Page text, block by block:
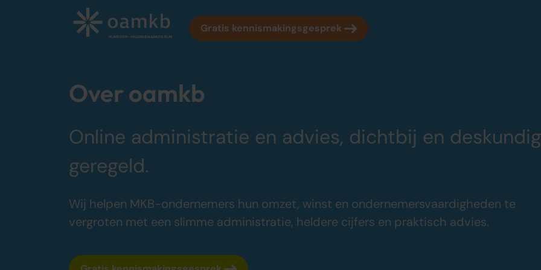
NIJMEGEN - MILLINGEN AAN DE RIJN
Gratis kennismakingsgesprek
Over oamkb
Online administratie en advies, dichtbij en deskundig
geregeld.
Wij helpen MKB-ondernemers hun omzet, winst en ondernemersvaardigheden te
vergroten met een slimme administratie, heldere cijfers en praktisch advies.
Diensten
Online Administratie
Altijd inzicht, vaste maandprijs
Belastingadvies
Onze tarieven
Onze werkwijze
Contact
FAQ